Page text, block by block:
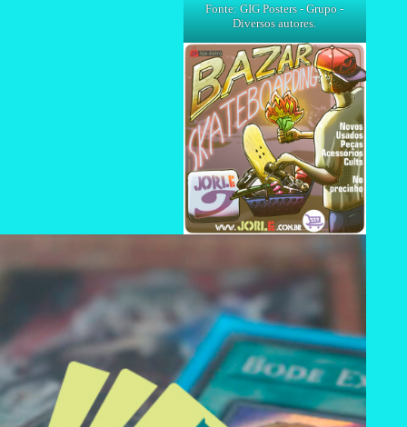
Fonte: GIG Posters - Grupo -
Diversos autores.